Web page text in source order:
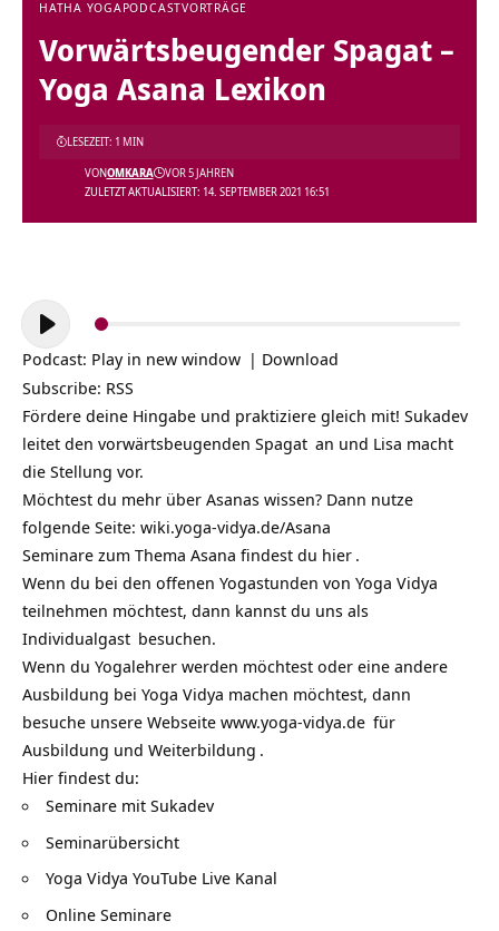
HATHA YOGAPODCASTVORTRÄGE
Vorwärtsbeugender Spagat –
Yoga Asana Lexikon
ZULETZT AKTUALISIERT: 14. SEPTEMBER 2021 16:51
VONOMKARA VOR 5 JAHREN
LESEZEIT: 1 MIN
Audio-
Player
Podcast: Play in new window | Download
Subscribe: RSS
Fördere deine Hingabe und praktiziere gleich mit! Sukadev
leitet den vorwärtsbeugenden Spagat an und Lisa macht
die Stellung vor.
Möchtest du mehr über Asanas wissen? Dann nutze
folgende Seite: wiki.yoga-vidya.de/Asana
Seminare zum Thema Asana findest du hier .
Wenn du bei den offenen Yogastunden von Yoga Vidya
teilnehmen möchtest, dann kannst du uns als
Individualgast besuchen.
Wenn du Yogalehrer werden möchtest oder eine andere
Ausbildung bei Yoga Vidya machen möchtest, dann
besuche unsere Webseite www.yoga-vidya.de für
Ausbildung und Weiterbildung .
Hier findest du:
Seminare mit Sukadev
Seminarübersicht
Yoga Vidya YouTube Live Kanal
Online Seminare